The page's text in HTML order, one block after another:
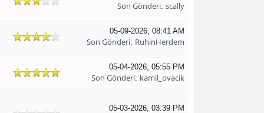
Son Gönderi: scally
05-09-2026, 08:41 AM
Son Gönderi: RuhinHerdem
05-04-2026, 05:55 PM
Son Gönderi: kamil_ovacik
05-03-2026, 03:39 PM